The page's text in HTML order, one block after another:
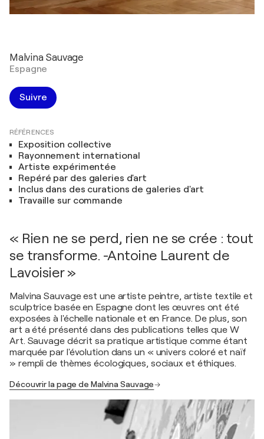
Malvina Sauvage
Espagne
Suivre
RÉFÉRENCES
Exposition collective
Rayonnement international
Artiste expérimentée
Repéré par des galeries d'art
Inclus dans des curations de galeries d'art
Travaille sur commande
« Rien ne se perd, rien ne se crée : tout
se transforme. -Antoine Laurent de
Lavoisier »
Malvina Sauvage est une artiste peintre, artiste textile et
sculptrice basée en Espagne dont les œuvres ont été
exposées à l'échelle nationale et en France. De plus, son
art a été présenté dans des publications telles que W
Art. Sauvage décrit sa pratique artistique comme étant
marquée par l'évolution dans un « univers coloré et naïf
» rempli de thèmes écologiques, sociaux et éthiques.
Découvrir la page de Malvina Sauvage